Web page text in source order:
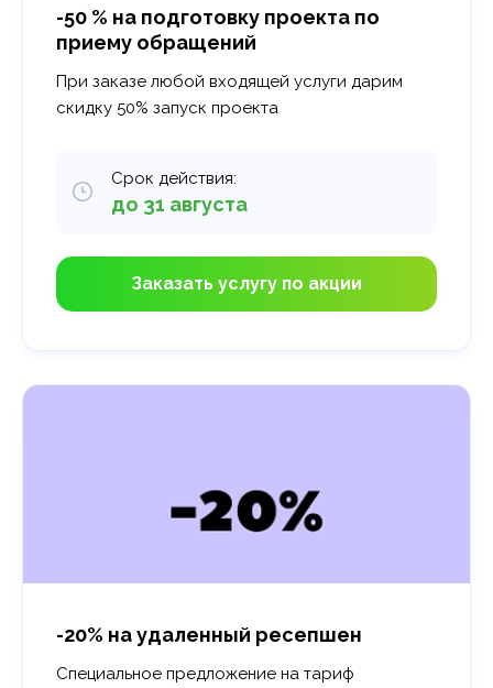
-50 % на подготовку проекта по
приему обращений
При заказе любой входящей услуги дарим
скидку 50% запуск проекта
Срок действия:
до 31 августа
Заказать услугу по акции
-20% на удаленный ресепшен
Специальное предложение на тариф